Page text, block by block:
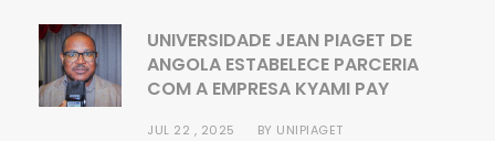
UNIVERSIDADE JEAN PIAGET DE
ANGOLA ESTABELECE PARCERIA
COM A EMPRESA KYAMI PAY
JUL 22 , 2025 BY UNIPIAGET